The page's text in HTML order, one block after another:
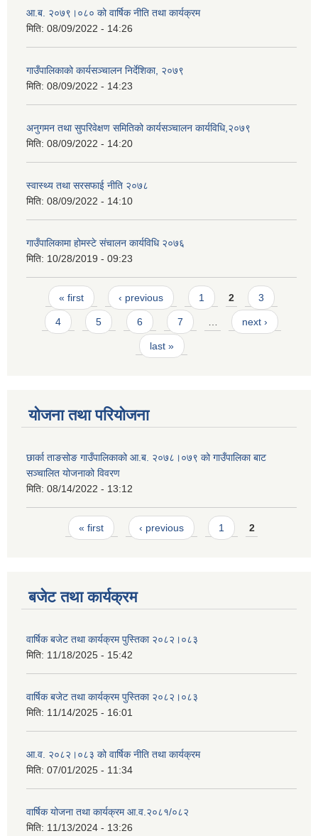
आ.ब. २०७९।०८० को वार्षिक नीति तथा कार्यक्रम
मिति: 08/09/2022 - 14:26
गाउँपालिकाको कार्यसञ्चालन निर्देशिका, २०७९
मिति: 08/09/2022 - 14:23
अनुगमन तथा सुपरिवेक्षण समितिको कार्यसञ्चालन कार्यविधि,२०७९
मिति: 08/09/2022 - 14:20
स्वास्थ्य तथा सरसफाई नीति २०७८
मिति: 08/09/2022 - 14:10
गाउँपालिकामा होमस्टे संचालन कार्यविधि २०७६
मिति: 10/28/2019 - 09:23
Pages
« first ‹ previous 1 2 3
4 5 6 7 next ›
last »
योजना तथा परियोजना
छार्का ताङसोङ गाउँपालिकाको आ.ब. २०७८।०७९ को गाउँपालिका बाट
सञ्चालित योजनाको विवरण
मिति: 08/14/2022 - 13:12
Pages« first ‹ previous 1 2
बजेट तथा कार्यक्रम
वार्षिक बजेट तथा कार्यक्रम पुस्तिका २०८२।०८३
मिति: 11/18/2025 - 15:42
वार्षिक बजेट तथा कार्यक्रम पुस्तिका २०८२।०८३
मिति: 11/14/2025 - 16:01
आ.व. २०८२।०८३ को वार्षिक नीति तथा कार्यक्रम
मिति: 07/01/2025 - 11:34
वार्षिक योजना तथा कार्यक्रम आ.व.२०८१/०८२
मिति: 11/13/2024 - 13:26